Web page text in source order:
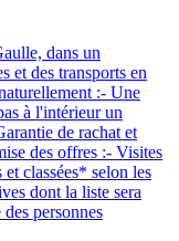
dans un
et des transports en
:- Une
à l'intérieur un
de rachat et
des offres :- Visites
classées* selon les
dont la liste sera
personnes